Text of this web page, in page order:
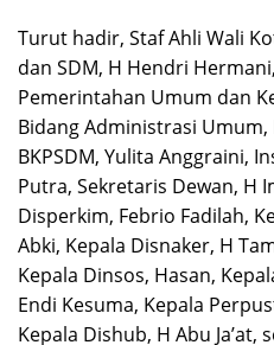
Turut hadir, Staf Ahli Wali
dan SDM, H Hendri
Pemerintahan Umum dan
Bidang Administrasi Umum,
BKPSDM, Yulita Anggraini,
Putra, Sekretaris Dewan, H
Disperkim, Febrio Fadilah,
Abki, Kepala Disnaker, H
Kepala Dinsos, Hasan,
Endi Kesuma, Kepala
Kepala Dishub, H Abu